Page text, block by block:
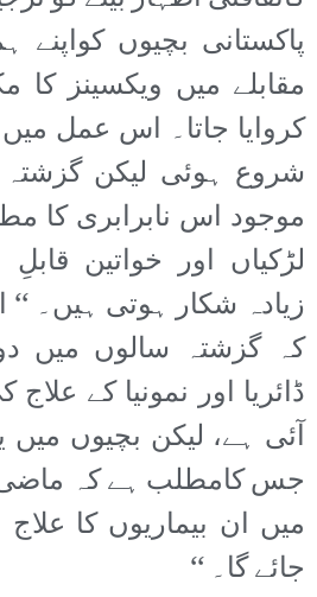
پاکستانی بچیوں
مقابلے میں ویکسینز
کروایا جاتا۔ اس عمل میں
شروع ہوئی لیکن
موجود اس نابرابری کا
لڑکیاں اور خواتین قابلِ
زیادہ شکار ہوتی ہیں۔ ‘‘
کہ گزشتہ سالوں میں
ڈائریا اور نمونیا کے
آئی ہے، لیکن بچیوں میں
جس کامطلب ہے کہ
میں ان بیماریوں کا
جائے گا۔ ‘‘